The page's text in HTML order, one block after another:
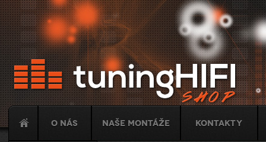
O nás Naše montáže Kontakty